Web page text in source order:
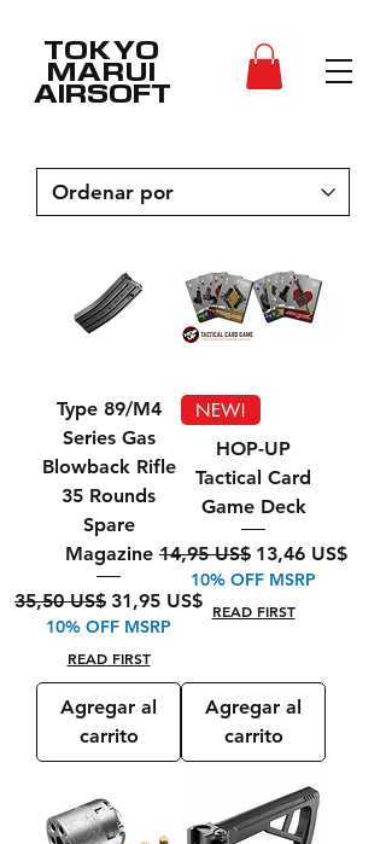
TOKYO
MARUI
AIRSOFT
Type 89/M4
Series Gas
Blowback Rifle
35 Rounds
Spare
Magazine
Precio
35,50 US$ Precio de oferta
31,95 US$
10% OFF MSRP
READ FIRST
Agregar al
carrito
NEW!
HOP-UP
Tactical Card
Game Deck
Precio
14,95 US$ Precio de
13,46 US$
10% OFF MSRP
READ FIRST
Agregar al
carrito